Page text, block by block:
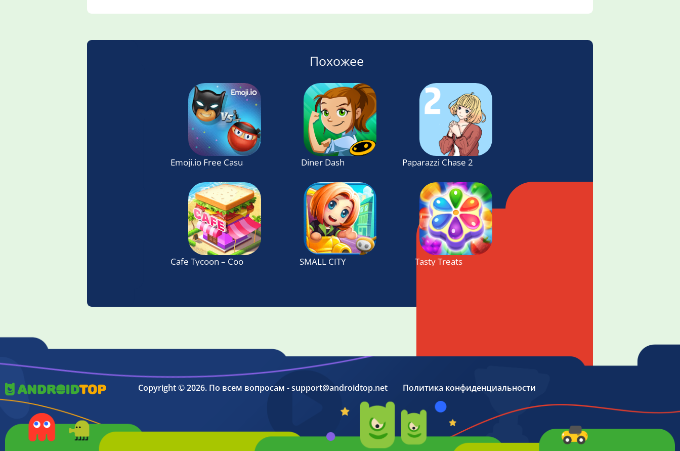
Похожее
Emoji.io Free Casual Game Diner Dash Paparazzi Chase 2 - funny face game
Cafe Tycoon – Cooking & Restaurant Simulation game
SMALL CITY Tasty Treats
Copyright © 2026. По всем вопросам - support@androidtop.net Политика конфиденциальности